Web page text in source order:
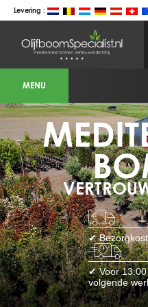
Levering :
BOTANICALGROUP
WEBSITES
OLIJFBOOMSPECIALIST.NL
OLIJFBOOMSPECIALIST.BE
LESPECIALISTEDESOLIVIERS.FR
OLIVENBAUM.DE
DRZEWAOLIWNE.PL
OLIVETREESPECIALIST.COM
Bomen
BOMEN.NL
GROENBLIJVENDEBOMEN.NL
GROENBLIJVENDEBOMEN.BE
PALMBOMENSPECIALIST.NL
IMMERGRUENEBAEUME.DE
Botanicalgroup
BOTANICALGROUP.EU
BOTANICALGROUP.DE
BOTANICALGROUP.BE
MENU
✔
✔ Voor 13:00
volgende